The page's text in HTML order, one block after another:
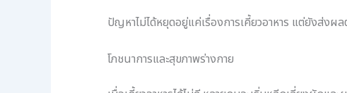
ปัญหาไม่ได้หยุดอยู่แค่เรื่องการเคี้ยวอาหาร แต่ยังส่ง
โภชนาการและสุขภาพร่างกาย